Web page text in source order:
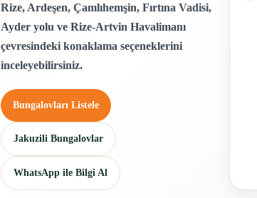
Rize, Ardeşen, Çamlıhemşin, Fırtına Vadisi,
Ayder yolu ve Rize-Artvin Havalimanı
çevresindeki konaklama seçeneklerini
inceleyebilirsiniz.
Bungalovları Listele
Jakuzili Bungalovlar
WhatsApp ile Bilgi Al